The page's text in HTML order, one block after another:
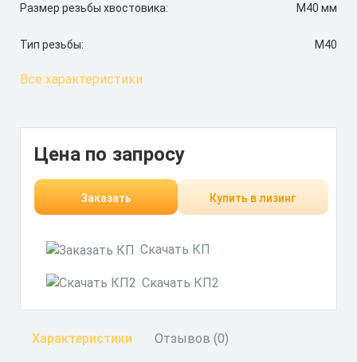
Размер резьбы хвостовика: М40 мм
Тип резьбы: М40
Все характеристики
Цена по запросу
Заказать Купить в лизинг
Скачать КП
Скачать КП2
Характеристики Отзывов (0)